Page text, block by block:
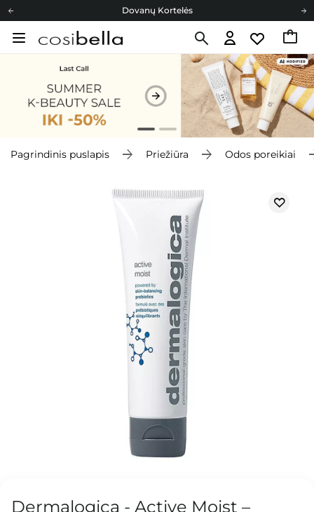
Dovanų Kortelės
Cosibella lojalumo programa
Dovanų Kortelės
Pagrindinis puslapis Priežiūra Odos poreikiai
Dermalogica - Active Moist –